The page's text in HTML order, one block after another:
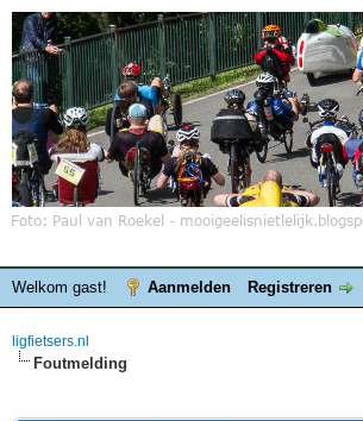
Welkom gast! Aanmelden Registreren
ligfietsers.nl
Foutmelding